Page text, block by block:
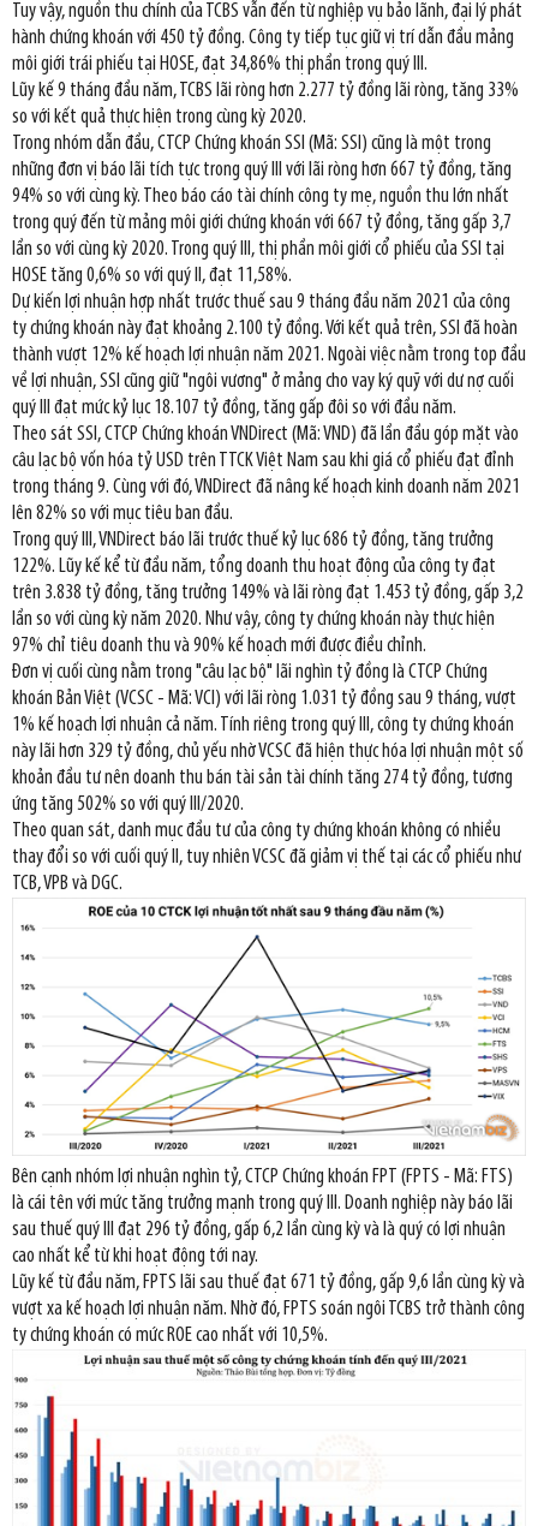
Tuy vậy, nguồn thu chính của TCBS vẫn đến từ nghiệp vụ bảo lãnh, đại lý phát
hành chứng khoán với 450 tỷ đồng. Công ty tiếp tục giữ vị trí dẫn đầu mảng
môi giới trái phiếu tại HOSE, đạt 34,86% thị phần trong quý III.
Lũy kế 9 tháng đầu năm, TCBS lãi ròng hơn 2.277 tỷ đồng lãi ròng, tăng 33%
so với kết quả thực hiện trong cùng kỳ 2020.
Trong nhóm dẫn đầu, CTCP Chứng khoán SSI (Mã: SSI) cũng là một trong
những đơn vị báo lãi tích tực trong quý III với lãi ròng hơn 667 tỷ đồng, tăng
94% so với cùng kỳ. Theo báo cáo tài chính công ty mẹ, nguồn thu lớn nhất
trong quý đến từ mảng môi giới chứng khoán với 667 tỷ đồng, tăng gấp 3,7
lần so với cùng kỳ 2020. Trong quý III, thị phần môi giới cổ phiếu của SSI tại
HOSE tăng 0,6% so với quý II, đạt 11,58%.
Dự kiến lợi nhuận hợp nhất trước thuế sau 9 tháng đầu năm 2021 của công
ty chứng khoán này đạt khoảng 2.100 tỷ đồng. Với kết quả trên, SSI đã hoàn
thành vượt 12% kế hoạch lợi nhuận năm 2021. Ngoài việc nằm trong top đầu
về lợi nhuận, SSI cũng giữ "ngôi vương" ở mảng cho vay ký quỹ với dư nợ cuối
quý III đạt mức kỷ lục 18.107 tỷ đồng, tăng gấp đôi so với đầu năm.
Theo sát SSI, CTCP Chứng khoán VNDirect (Mã: VND) đã lần đầu góp mặt vào
câu lạc bộ vốn hóa tỷ USD trên TTCK Việt Nam sau khi giá cổ phiếu đạt đỉnh
trong tháng 9. Cùng với đó, VNDirect đã nâng kế hoạch kinh doanh năm 2021
lên 82% so với mục tiêu ban đầu.
Trong quý III, VNDirect báo lãi trước thuế kỷ lục 686 tỷ đồng, tăng trưởng
122%. Lũy kế kể từ đầu năm, tổng doanh thu hoạt động của công ty đạt
trên 3.838 tỷ đồng, tăng trưởng 149% và lãi ròng đạt 1.453 tỷ đồng, gấp 3,2
lần so với cùng kỳ năm 2020. Như vậy, công ty chứng khoán này thực hiện
97% chỉ tiêu doanh thu và 90% kế hoạch mới được điều chỉnh.
Đơn vị cuối cùng nằm trong "câu lạc bộ" lãi nghìn tỷ đồng là CTCP Chứng
khoán Bản Việt (VCSC - Mã: VCI) với lãi ròng 1.031 tỷ đồng sau 9 tháng, vượt
1% kế hoạch lợi nhuận cả năm. Tính riêng trong quý III, công ty chứng khoán
này lãi hơn 329 tỷ đồng, chủ yếu nhờ VCSC đã hiện thực hóa lợi nhuận một số
khoản đầu tư nên doanh thu bán tài sản tài chính tăng 274 tỷ đồng, tương
ứng tăng 502% so với quý III/2020.
Theo quan sát, danh mục đầu tư của công ty chứng khoán không có nhiều
thay đổi so với cuối quý II, tuy nhiên VCSC đã giảm vị thế tại các cổ phiếu như
TCB, VPB và DGC.
Bên cạnh nhóm lợi nhuận nghìn tỷ, CTCP Chứng khoán FPT (FPTS - Mã: FTS)
là cái tên với mức tăng trưởng mạnh trong quý III. Doanh nghiệp này báo lãi
sau thuế quý III đạt 296 tỷ đồng, gấp 6,2 lần cùng kỳ và là quý có lợi nhuận
cao nhất kể từ khi hoạt động tới nay.
Lũy kế từ đầu năm, FPTS lãi sau thuế đạt 671 tỷ đồng, gấp 9,6 lần cùng kỳ và
vượt xa kế hoạch lợi nhuận năm. Nhờ đó, FPTS soán ngôi TCBS trở thành công
ty chứng khoán có mức ROE cao nhất với 10,5%.